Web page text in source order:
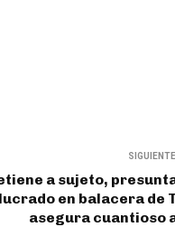
a sujeto,
en balacera de
asegura cuantioso